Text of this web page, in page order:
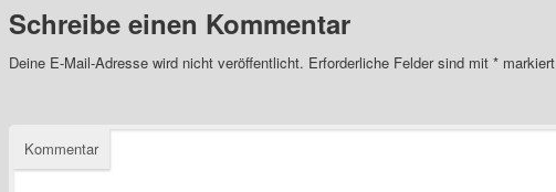
Schreibe einen Kommentar
Deine E-Mail-Adresse wird nicht veröffentlicht. Erforderliche Felder sind mit *markiert
Kommentar